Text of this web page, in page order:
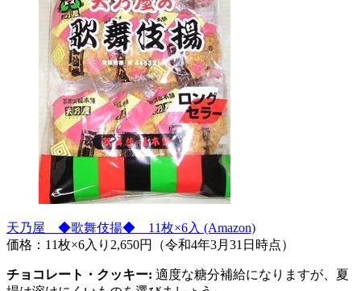
天乃屋 ◆歌舞伎揚◆ 11枚×6入 (Amazon)
価格：11枚×6入り2,650円（令和4年3月31日時点）
チョコレート・クッキー: 適度な糖分補給になりますが、夏